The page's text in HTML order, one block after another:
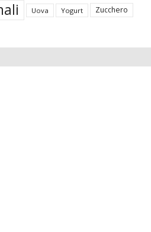
Uova Yogurt Zucchero